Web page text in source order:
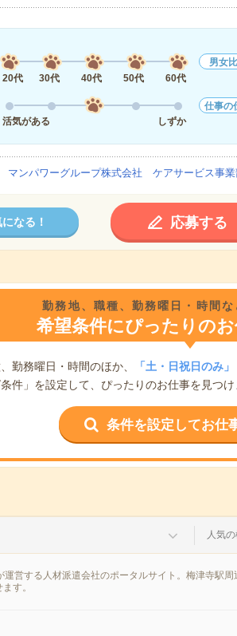
20代
30代 40代 50代 60代
男女
活気がある
しずか
仕事の
マンパワーグループ株式会社 ケアサービス事
なる！ 応募する
勤務地、職種、勤務曜日・時間
希望条件にぴったりの
勤務曜日・時間のほか、 「土・日祝日のみ」
件」を設定して、ぴったりのお仕事を見つけ
条件を設定してお仕
人気
営する人材派遣会社のポータルサイト。梅津寺駅周
す。